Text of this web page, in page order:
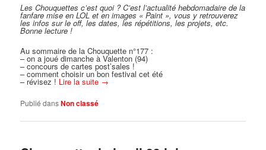
Les Chouquettes c’est quoi ? C’est l’actualité hebdomadaire de la
fanfare mise en LOL et en images « Paint », vous y retrouverez
les infos sur le off, les dates, les répétitions, les projets, etc.
Bonne lecture !
Au sommaire de la Chouquette n°177 :
– on a joué dimanche à Valenton (94)
– concours de cartes post’sales !
– comment choisir un bon festival cet été
– révisez ! Lire la suite →
Publié dansNon classé